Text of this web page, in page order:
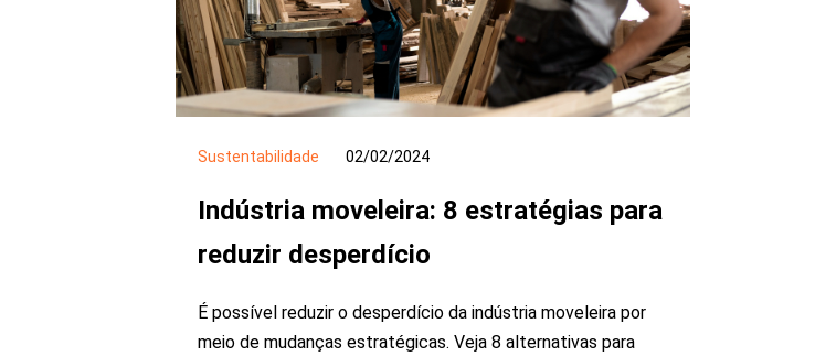
Sustentabilidade 02/02/2024
Indústria moveleira: 8 estratégias para
reduzir desperdício
É possível reduzir o desperdício da indústria moveleira por
meio de mudanças estratégicas. Veja 8 alternativas para